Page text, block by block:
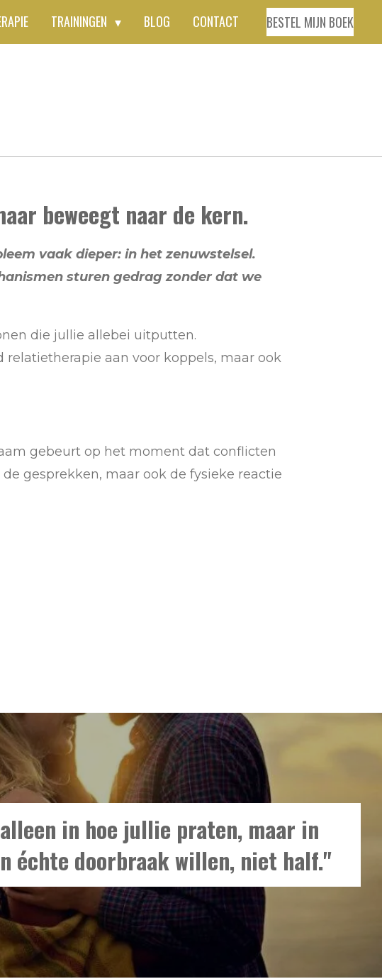
TRAININGEN BLOG CONTACT BESTEL MIJN BOEK
beweegt naar de kern.
vaak dieper: in het zenuwstelsel.
sturen gedrag zonder dat we
die jullie allebei uitputten.
aan voor koppels, maar ook
gebeurt op het moment dat conflicten
gesprekken, maar ook de fysieke reactie
in hoe jullie praten, maar in
échte doorbraak willen, niet half."